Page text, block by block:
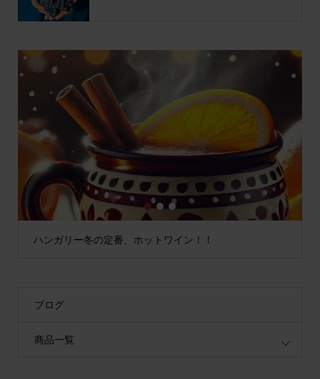
ハンガリー冬の定番、ホットワイン！！
1 2 3
ブログ
商品一覧